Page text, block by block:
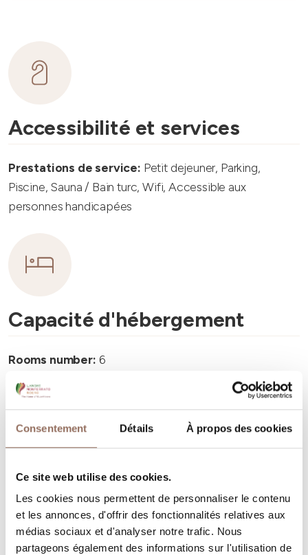
Consentement Détails À propos des cookies
Ce site web utilise des cookies.
Les cookies nous permettent de personnaliser le contenu
et les annonces, d'offrir des fonctionnalités relatives aux
médias sociaux et d'analyser notre trafic. Nous
partageons également des informations sur l'utilisation de
Accessibilité et services
Prestations de service: Petit dejeuner, Parking,
Piscine, Sauna / Bain turc, Wifi, Accessible aux
personnes handicapées
Capacité d'hébergement
Rooms number: 6
Nombre de salles de bains:
Vos vacances
Programmez où dormir, où manger, quoi faire et visiter